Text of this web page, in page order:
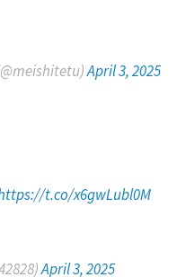
April 3, 2025
t.co/x6gwLubl0M
April 3, 2025